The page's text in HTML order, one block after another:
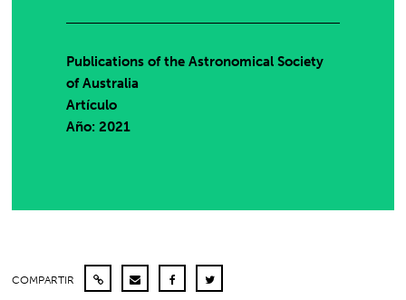
Publications of the Astronomical Society
of Australia
Artículo
Año: 2021
COMPARTIR